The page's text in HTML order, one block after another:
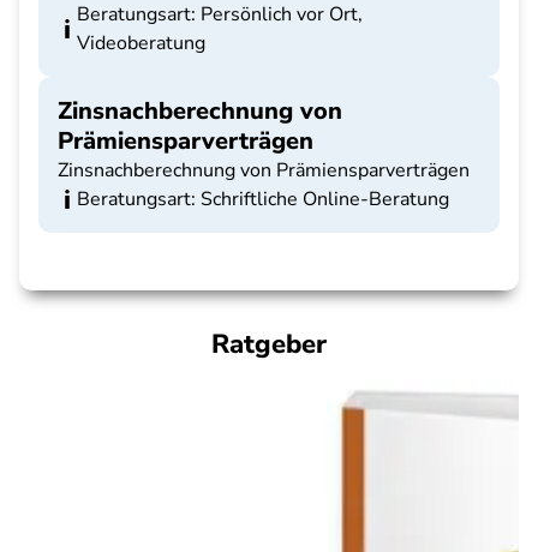
Beratungsart: Persönlich vor Ort,
Videoberatung
Zinsnachberechnung von
Prämiensparverträgen
Zinsnachberechnung von Prämiensparverträgen
Beratungsart: Schriftliche Online-Beratung
Ratgeber